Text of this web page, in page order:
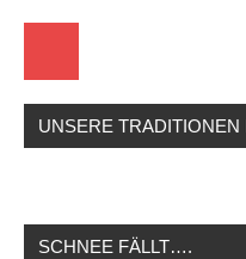
UNSERE TRADITIONEN
SCHNEE FÄLLT….